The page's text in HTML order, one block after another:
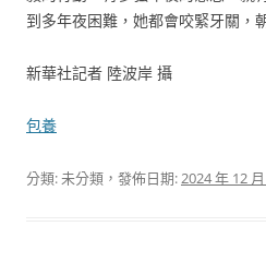
到多年夜困難，她都會咬緊牙關，
新華社記者 陸波岸 攝
包養
分類: 未分類，發佈日期:2024 年 12